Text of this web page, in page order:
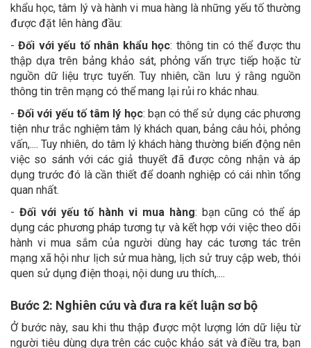
khẩu học, tâm lý và hành vi mua hàng là những yếu tố thường
được đặt lên hàng đầu:
- Đối với yếu tố nhân khẩu học: thông tin có thể được thu
thập dựa trên bảng khảo sát, phỏng vấn trực tiếp hoặc từ
nguồn dữ liệu trực tuyến. Tuy nhiên, cần lưu ý rằng nguồn
thông tin trên mạng có thể mang lại rủi ro khác nhau.
-Đối với yếu tố tâm lý học: bạn có thể sử dụng các phương
tiện như trắc nghiệm tâm lý khách quan, bảng câu hỏi, phỏng
vấn,.... Tuy nhiên, do tâm lý khách hàng thường biến động nên
việc so sánh với các giả thuyết đã được công nhận và áp
dụng trước đó là cần thiết để doanh nghiệp có cái nhìn tổng
quan nhất.
- Đối với yếu tố hành vi mua hàng: bạn cũng có thể áp
dụng các phương pháp tương tự và kết hợp với việc theo dõi
hành vi mua sắm của người dùng hay các tương tác trên
mạng xã hội như lịch sử mua hàng, lịch sử truy cập web, thói
quen sử dụng điện thoại, nội dung ưu thích,....
Bước 2: Nghiên cứu và đưa ra kết luận sơ bộ
Ở bước này, sau khi thu thập được một lượng lớn dữ liệu từ
người tiêu dùng dựa trên các cuộc khảo sát và điều tra, bạn